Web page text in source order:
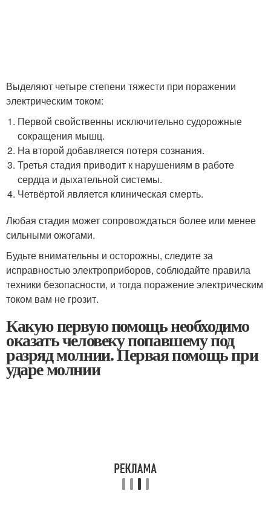
Выделяют четыре степени тяжести при поражении
электрическим током:
Первой свойственны исключительно судорожные
сокращения мышц.
На второй добавляется потеря сознания.
Третья стадия приводит к нарушениям в работе
сердца и дыхательной системы.
Четвёртой является клиническая смерть.
Любая стадия может сопровождаться более или менее
сильными ожогами.
Будьте внимательны и осторожны, следите за
исправностью электроприборов, соблюдайте правила
техники безопасности, и тогда поражение электрическим
током вам не грозит.
Какую первую помощь необходимо
оказать человеку попавшему под
разряд молнии. Первая помощь при
ударе молнии